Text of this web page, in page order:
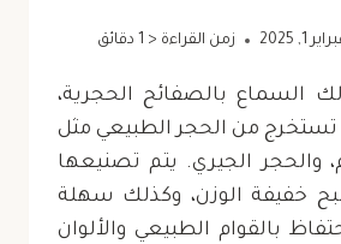
1, 2025 زمن القراءة < 1 دقائق
السماع بالصفائح الحجرية،
تستخرج من الحجر الطبيعي مثل
والحجر الجيري. يتم تصنيعها
خفيفة الوزن، وكذلك سهلة
بالقوام الطبيعي والألوان